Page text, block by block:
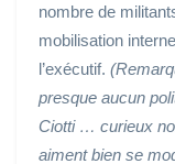
nombre de
mobilisation
l’exécutif.
presque aucun
Ciotti … curieux
aiment bien se